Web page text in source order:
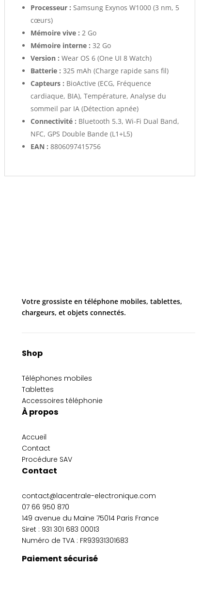
Processeur : Samsung Exynos W1000 (3 nm, 5
cœurs)
Mémoire vive : 2 Go
Mémoire interne : 32 Go
Version : Wear OS 6 (One UI 8 Watch)
Batterie : 325 mAh (Charge rapide sans fil)
Capteurs : BioActive (ECG, Fréquence
cardiaque, BIA), Température, Analyse du
sommeil par IA (Détection apnée)
Connectivité : Bluetooth 5.3, Wi-Fi Dual Band,
NFC, GPS Double Bande (L1+L5)
EAN : 8806097415756
Votre grossiste en téléphone mobiles, tablettes,
chargeurs, et objets connectés.
Shop
Téléphones mobiles
Tablettes
Accessoires téléphonie
À propos
Accueil
Contact
Procédure SAV
Contact
contact@lacentrale-electronique.com
07 66 950 870
149 avenue du Maine 75014 Paris France
Siret : 931 301 683 00013
Numéro de TVA : FR93931301683
Paiement sécurisé